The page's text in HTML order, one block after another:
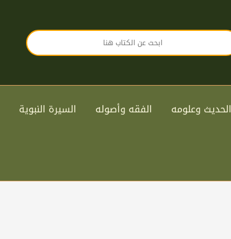
الحديث وعلومه الفقه وأصوله السيرة النبوية